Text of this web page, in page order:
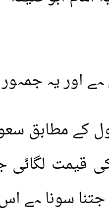
اور یہ جمہور
کے مطابق
قیمت
سونا
3. بیوی کے سرینوں
4. فقہ حنبلی کی اہم
جنسی جذبات کو
جنسی کہانیاں پڑھنا
6. نمازِ فجر کے بعد